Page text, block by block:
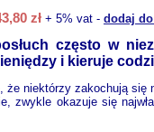
zł + 5% vat - dodaj
często w
i kieruje
niektórzy zakochują się
zwykle okazuje się